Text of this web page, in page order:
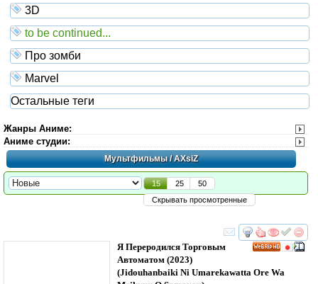
3D
to be continued...
Про зомби
Marvel
Остальные теги
Жанры Аниме:
Аниме студии:
Мультфильмы/ AXsiZ
15 25
50
Скрывать просмотренные
смотреть
Я Переродился Торговым
Автоматом (2023)
(Jidouhanbaiki Ni Umarekawatta Ore Wa